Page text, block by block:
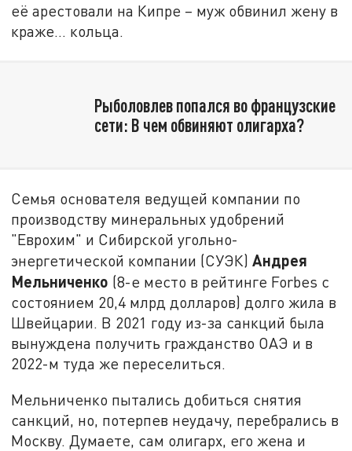
её арестовали на Кипре – муж обвинил жену в
краже… кольца.
Рыболовлев попался во французские
сети: В чем обвиняют олигарха?
Семья основателя ведущей компании по
производству минеральных удобрений
"Еврохим" и Сибирской угольно-
энергетической компании (СУЭК)Андрея
Мельниченко (8-е место в рейтинге Forbes с
состоянием 20,4 млрд долларов) долго жила в
Швейцарии. В 2021 году из-за санкций была
вынуждена получить гражданство ОАЭ и в
2022-м туда же переселиться.
Мельниченко пытались добиться снятия
санкций, но, потерпев неудачу, перебрались в
Москву. Думаете, сам олигарх, его жена и